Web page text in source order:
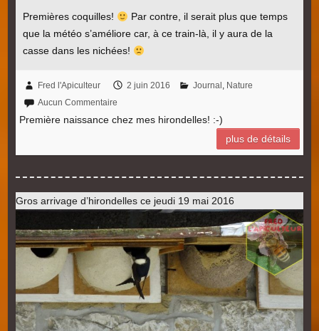
Premières coquilles!
Par contre, il serait plus que temps
que la météo s’améliore car, à ce train-là, il y aura de la
casse dans les nichées!
Fred l'Apiculteur 2 juin 2016 Journal , Nature
Aucun Commentaire
Première naissance chez mes hirondelles! :-)
plus de détails
Gros arrivage d’hirondelles ce jeudi 19 mai 2016